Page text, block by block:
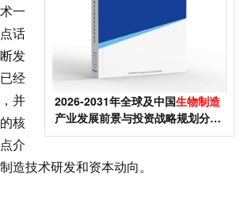
2026-2031年全球及中国生物制造
产业发展前景与投资战略规划分析
报告
一
话
发
经
并
核
介
造技术研发和资本动向。